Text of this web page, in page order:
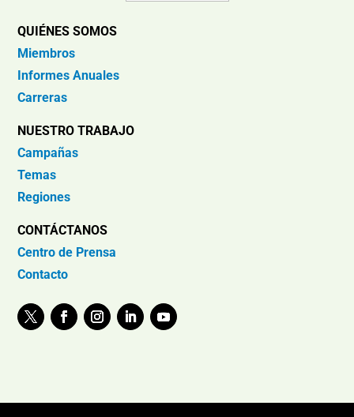
QUIÉNES SOMOS
Miembros
Informes Anuales
Carreras
NUESTRO TRABAJO
Campañas
Temas
Regiones
CONTÁCTANOS
Centro de Prensa
Contacto